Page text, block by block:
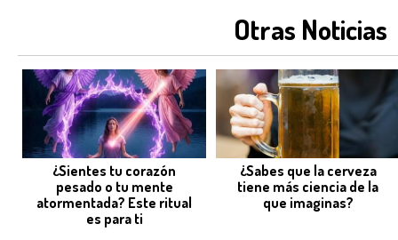
Otras Noticias
¿Sientes tu corazón
pesado o tu mente
atormentada? Este ritual
es para ti
¿Sabes que la cerveza
tiene más ciencia de la
que imaginas?